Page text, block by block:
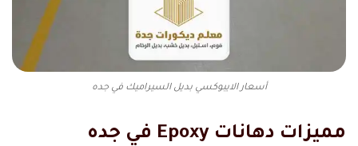
أسعار الايبوكسي بديل السيراميك في جده
مميزات دهانات في جده